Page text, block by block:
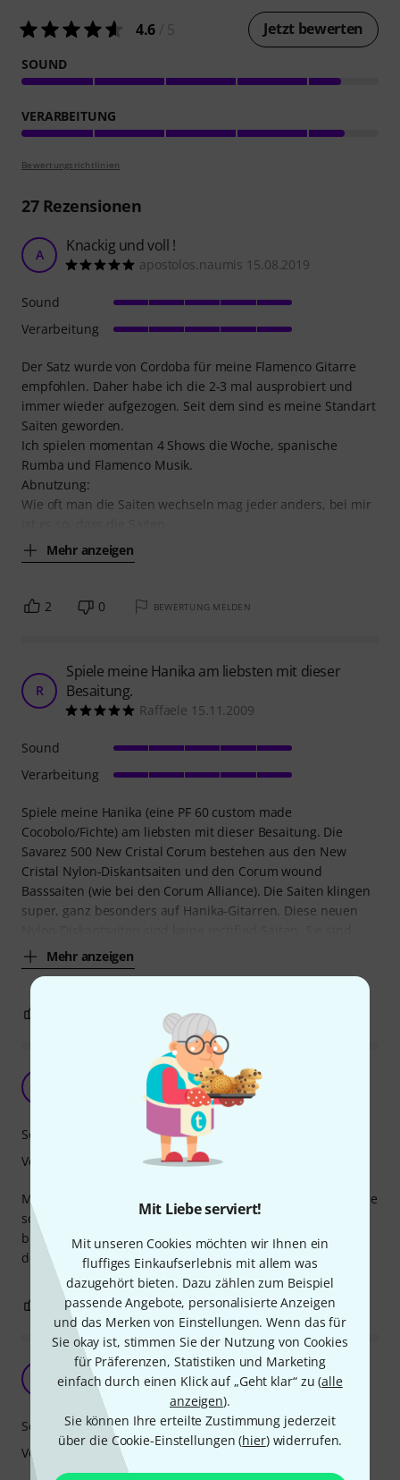
Mit Liebe serviert!
Mit unseren Cookies möchten wir Ihnen ein
fluffiges Einkaufserlebnis mit allem was
dazugehört bieten. Dazu zählen zum Beispiel
passende Angebote, personalisierte Anzeigen
und das Merken von Einstellungen. Wenn das für
Sie okay ist, stimmen Sie der Nutzung von Cookies
für Präferenzen, Statistiken und Marketing
einfach durch einen Klick auf „Geht klar“ zu (alle
anzeigen).
Sie können Ihre erteilte Zustimmung jederzeit
über die Cookie-Einstellungen (hier) widerrufen.
4.6 Jetzt bewerten
SOUND
VERARBEITUNG
Bewertungsrichtlinien
27Rezensionen
A Knackig und voll !
apostolos.naumis 15.08.2019
Der Satz wurde von Cordoba für meine Flamenco Gitarre
empfohlen. Daher habe ich die 2-3 mal ausprobiert und
immer wieder aufgezogen. Seit dem sind es meine Standart
Saiten geworden.
Ich spielen momentan 4 Shows die Woche, spanische
Rumba und Flamenco Musik.
Abnutzung:
Wie oft man die Saiten wechseln mag jeder anders, bei mir
Mehr anzeigen
Sound
Verarbeitung
2 0 BEWERTUNG MELDEN
R
Spiele meine Hanika am liebsten mit dieser
Besaitung.
Raffaele 15.11.2009
Spiele meine Hanika (eine PF 60 custom made
Cocobolo/Fichte) am liebsten mit dieser Besaitung. Die
Savarez 500 New Cristal Corum bestehen aus den New
Cristal Nylon-Diskantsaiten und den Corum wound
Basssaiten (wie bei den Corum Alliance). Die Saiten klingen
super, ganz besonders auf Hanika-Gitarren. Diese neuen
Mehr anzeigen
Sound
Verarbeitung
BEWERTUNG MELDEN
Brügge 14.12.2020
Meine Lieblingssaiten auf der La Mancha CM 53 (1/2). Spiele
schon den zweiten Satz. Klingt einfach wunderbar und
bringt immer wieder erstaunte Nachfragen beim Anblick
der kleinen Gitarre und dem brillanten und vollen Klang.
Sound
Verarbeitung
0 BEWERTUNG MELDEN
Sehr solide Saiten
Tower of light 22.02.2021
Sound
Verarbeitung